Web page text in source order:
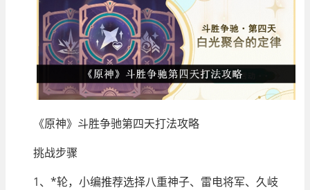
《原神》斗胜争驰第四天打法攻略
挑战步骤
1、*轮，小编推荐选择八重神子、雷电将军、久岐